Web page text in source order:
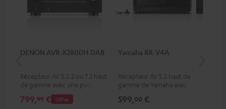
DENON AVR-X2800H DAB
Récepteur AV 5.2.2 ou 7.2 haut
de gamme avec une puissance
de sortie de 150 watts par
canal
Offre
799,99 €
Yamaha RX-V4A
Récepteur AV 5.2 haut de
gamme de Yamaha avec 115
par canal (6 ohms, 0,9%
599,00 €